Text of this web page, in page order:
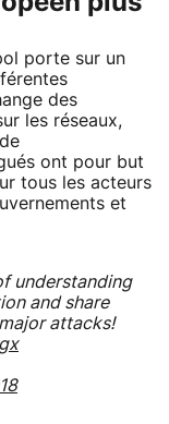
porte sur un
des
les réseaux,
ont pour but
tous les acteurs
et
understanding
and share
attacks!